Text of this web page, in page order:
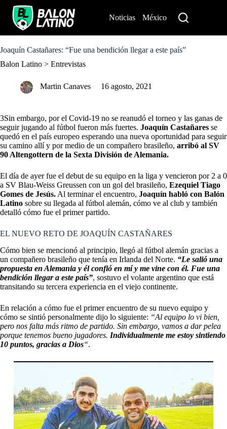
o
o
Noticias México
Joaquín Castañares: “Fue una bendición llegar a este país”
Balon Latino > Entrevistas
Martin Canaves 16 agosto, 2021
3Sin embargo, por el Covid-19 no se reanudó el torneo y las ganas de
seguir jugando al fútbol fueron más fuertes. Joaquín Castañares se
quedó en el país europeo esperando una nueva oportunidad para seguir
su camino allí y por medio de un compañero brasileño, arribó al SV
90 Altengottern de la Sexta División de Alemania.
El día de ayer fue el debut de su equipo en la liga y vencieron por 2 a 0
a SV Blau-Weiss Greussen con un gol del brasileño, Ezequiel Tiago
Gomes de Jesús. Al terminar el encuentro, Joaquín habló con Balón
Latino sobre su llegada al fútbol alemán, cómo ve al club y también
detalló cómo fue el primer partido.
EL NUEVO RETO DE JOAQUÍN CASTAÑARES
Cómo bien se mencionó al principio, llegó al fútbol alemán gracias a
un compañero brasileño que tenía en Irlanda del Norte. “Le salió una
propuesta en Alemania y él confió en mí y me vine con él. Fue una
bendición llegar a este país”, sostuvo el volante argentino que está
transitando su tercera experiencia en el viejo continente.
En relación a cómo fue el primer encuentro de su nuevo equipo y
cómo se sintió personalmente dijo lo siguiente: “Al equipo lo vi bien,
pero nos falta más ritmo de partido. Sin embargo, vamos a dar pelea
porque tenemos bueno jugadores. Individualmente me estoy sintiendo
10 puntos, gracias a Dios“.